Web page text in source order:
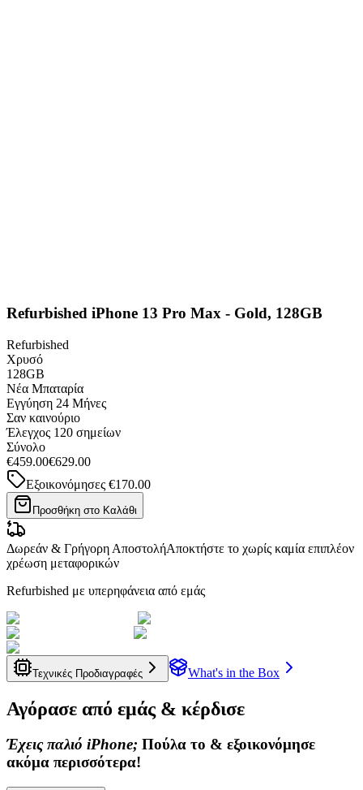
Refurbished iPhone 13 Pro Max - Gold, 128GB
Refurbished
Χρυσό
128GB
Νέα Μπαταρία
Εγγύηση 24 Μήνες
Σαν καινούριο
Έλεγχος 120 σημείων
Σύνολο
€459.00€629.00
Εξοικονόμησες €170.00
Προσθήκη στο Καλάθι
Δωρεάν & Γρήγορη ΑποστολήΑποκτήστε το χωρίς καμία επιπλέον
χρέωση μεταφορικών
Refurbished με υπερηφάνεια από εμάς
Τεχνικές Προδιαγραφές What's in the Box
Αγόρασε από εμάς & κέρδισε
Έχεις παλιό iPhone; Πούλα το & εξοικονόμησε
ακόμα περισσότερα!